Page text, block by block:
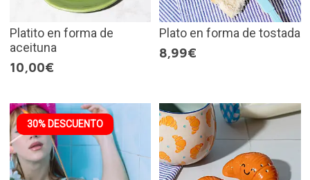
Platito en forma de
aceituna
10,00€
Plato en forma de tostada
8,99€
30% DESCUENTO